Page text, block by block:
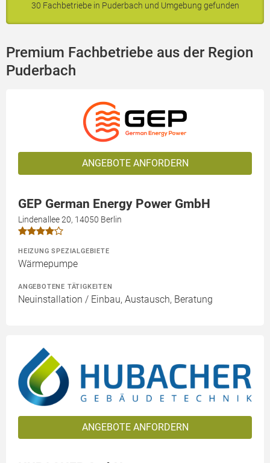
30 Fachbetriebe in Puderbach und Umgebung gefunden
Premium Fachbetriebe aus der Region
Puderbach
ANGEBOTE ANFORDERN
GEP German Energy Power GmbH
Lindenallee 20, 14050 Berlin
HEIZUNG SPEZIALGEBIETE
Wärmepumpe
ANGEBOTENE TÄTIGKEITEN
Neuinstallation / Einbau, Austausch, Beratung
ANGEBOTE ANFORDERN